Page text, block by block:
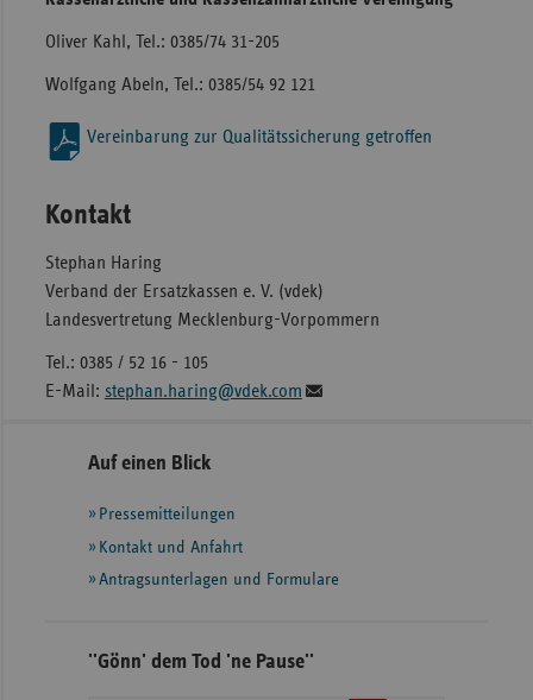
Oliver Kahl, Tel.: 0385/74 31-205
Wolfgang Abeln, Tel.: 0385/54 92 121
Vereinbarung zur Qualitätssicherung getroffen
Kontakt
Stephan Haring
Verband der Ersatzkassen e. V. (vdek)
Landesvertretung Mecklenburg-Vorpommern
Tel.: 0385 / 52 16 - 105
E-Mail: stephan.haring@vdek.com
Seitennavigation
Seitenleiste
weiteren
Informationen
Auf einen Blick
Pressemitteilungen
Kontakt und Anfahrt
Antragsunterlagen und Formulare
''Gönn' dem Tod 'ne Pause''